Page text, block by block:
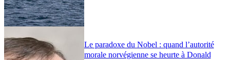
Le paradoxe du Nobel : quand l’autorité
morale norvégienne se heurte à Donald